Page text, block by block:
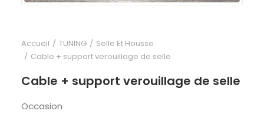
Accueil TUNING
Selle Et Housse
Cable + support verouillage de selle
Cable + support verouillage de selle
Occasion